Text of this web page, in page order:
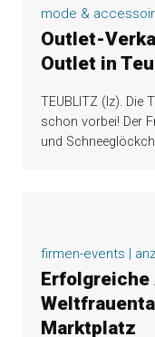
mode &
Outlet-
Outlet in
TEUBLITZ (lz). Die
schon vorbei! Der
und
firmen-events |
Erfolgreiche
Marktplatz